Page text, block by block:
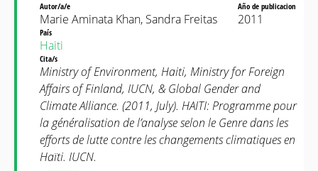
Autor/a/e
Marie Aminata Khan, Sandra Freitas
Año de publicacion
2011
País
Haiti
Cita/s
Ministry of Environment, Haiti, Ministry for Foreign
Affairs of Finland, IUCN, & Global Gender and
Climate Alliance. (2011, July). HAITI: Programme pour
la généralisation de l’analyse selon le Genre dans les
efforts de lutte contre les changements climatiques en
Haïti. IUCN.